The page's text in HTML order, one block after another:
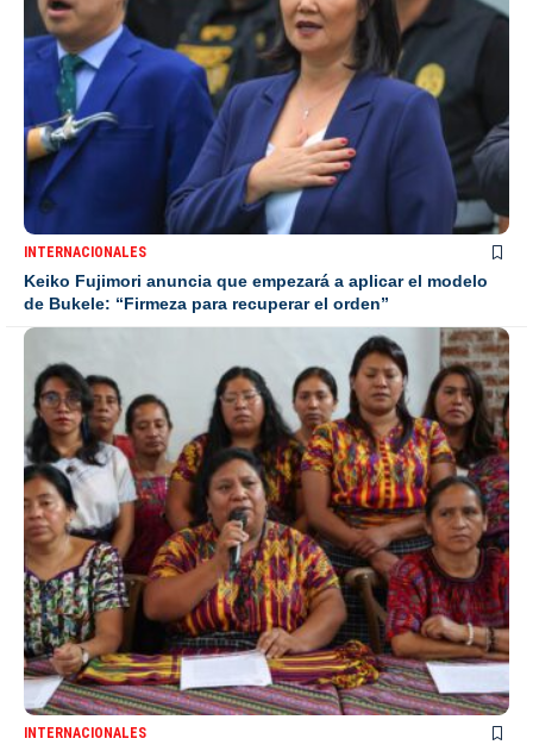
INTERNACIONALES
Keiko Fujimori anuncia que empezará a aplicar el modelo
de Bukele: “Firmeza para recuperar el orden”
INTERNACIONALES